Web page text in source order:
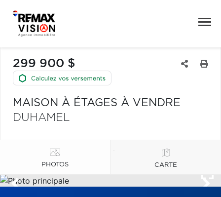
299 900 $
MAISON À ÉTAGES À VENDRE
DUHAMEL
PHOTOS CARTE